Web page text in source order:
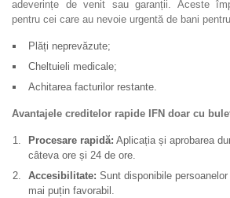
adeverințe de venit sau garanții. Aceste
pentru cei care au nevoie urgentă de bani
Plăți neprevăzute;
Cheltuieli medicale;
Achitarea facturilor restante.
Avantajele creditelor rapide IFN doar cu
Procesare rapidă: Aplicația și aprobarea
câteva ore și 24 de ore.
Accesibilitate: Sunt disponibile
mai puțin favorabil.